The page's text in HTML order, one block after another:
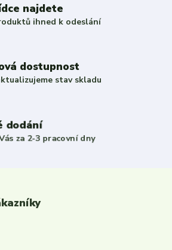
najdete
ihned k odeslání
dostupnost
stav skladu
dodání
za 2-3 pracovní dny